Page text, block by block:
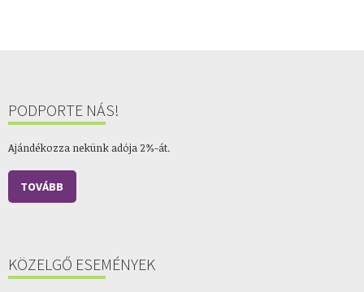
PODPORTE NÁS!
Ajándékozza nekünk adója 2%-át.
TOVÁBB
KÖZELGŐ ESEMÉNYEK